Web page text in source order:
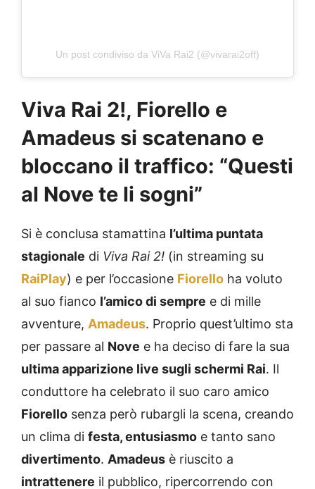
Un post condiviso da ViVa Rai2 (@vivarai2off)
Viva Rai 2!, Fiorello e
Amadeus si scatenano e
bloccano il traffico: “Questi
al Nove te li sogni”
Si è conclusa stamattina l’ultima puntata
stagionale di Viva Rai 2! (in streaming su
RaiPlay) e per l’occasione Fiorello ha voluto
al suo fianco l’amico di sempre e di mille
avventure, Amadeus. Proprio quest’ultimo sta
per passare al Nove e ha deciso di fare la sua
ultima apparizione live sugli schermi Rai. Il
conduttore ha celebrato il suo caro amico
Fiorello senza però rubargli la scena, creando
un clima di festa, entusiasmo e tanto sano
divertimento. Amadeus è riuscito a
intrattenere il pubblico, ripercorrendo con